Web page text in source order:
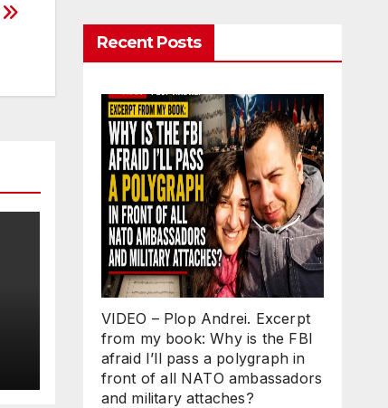
Recent Posts
VIDEO – Plop Andrei. Excerpt
from my book: Why is the FBI
afraid I’ll pass a polygraph in
front of all NATO ambassadors
and military attaches?